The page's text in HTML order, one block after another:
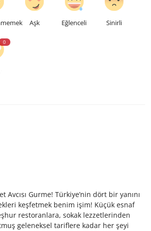
Aşk Eğlenceli Sinirli
0
Avcısı Gurme! Türkiye’nin dört bir yanını
keşfetmek benim işim! Küçük esnaf
restoranlara, sokak lezzetlerinden
geleneksel tariflere kadar her şeyi